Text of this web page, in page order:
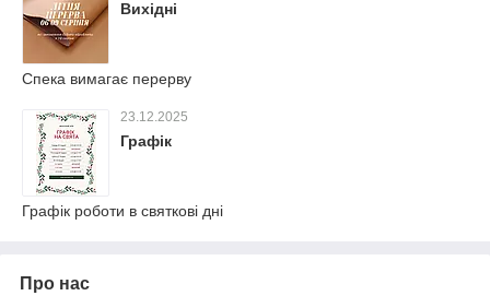
Вихідні
Спека вимагає перерву
23.12.2025
Графік
Графік роботи в святкові дні
Про нас